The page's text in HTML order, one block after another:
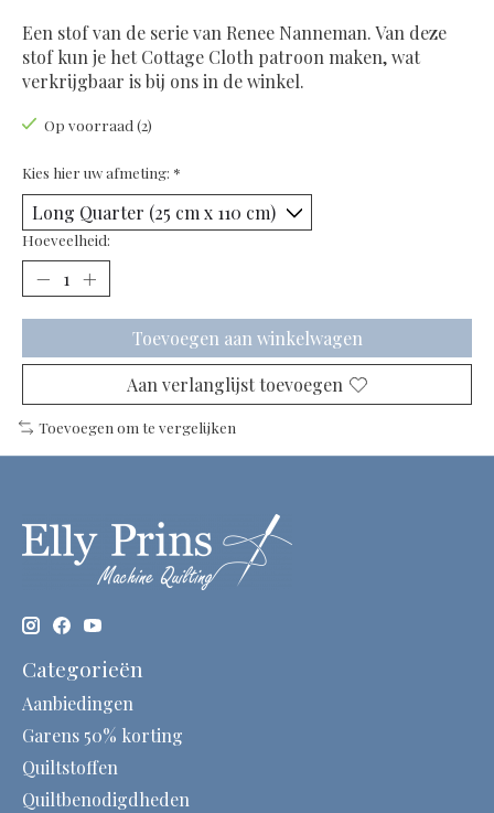
Een stof van de serie van Renee Nanneman. Van deze
stof kun je het Cottage Cloth patroon maken, wat
verkrijgbaar is bij ons in de winkel.
Op voorraad (2)
Kies hier uw afmeting: *
Hoeveelheid:
Toevoegen aan winkelwagen
Aan verlanglijst toevoegen
Toevoegen om te vergelijken
Categorieën
Aanbiedingen
Garens 50% korting
Quiltstoffen
Quiltbenodigdheden